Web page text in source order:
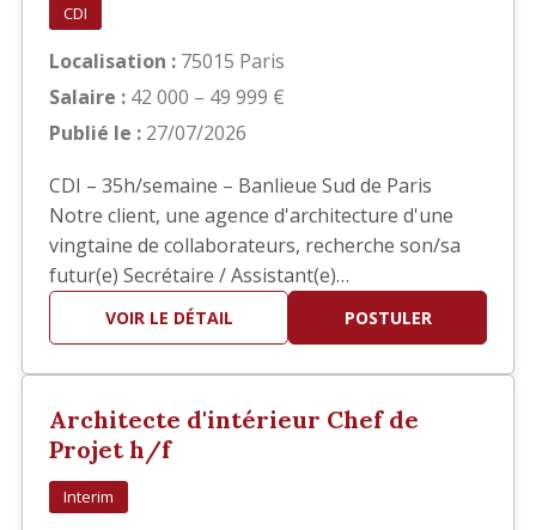
CDI
Localisation : 75015 Paris
Salaire : 42 000 – 49 999 €
Publié le : 27/07/2026
CDI – 35h/semaine – Banlieue Sud de Paris
Notre client, une agence d'architecture d'une
vingtaine de collaborateurs, recherche son/sa
futur(e) Secrétaire / Assistant(e)
Administratif(ve) Polyvalent(e) afin
d'accompagner la direction dans la gestion
l'autonomie et le sens du service sont e…
VOIR LE DÉTAIL POSTULER
Architecte d'intérieur Chef de
Projet h/f
Interim